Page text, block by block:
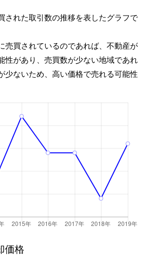
された取引数の推移を表したグラフで
売買されているのであれば、不動産が
性があり、売買数が少ない地域であれ
少ないため、高い価格で売れる可能性
価格